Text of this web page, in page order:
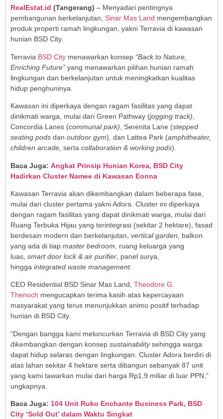
RealEstat.id (Tangerang) – Menyadari pentingnya
pembangunan berkelanjutan, Sinar Mas Land mengembangkan
produk properti ramah lingkungan, yakni Terravia di kawasan
hunian BSD City.
Terravia BSD City menawarkan konsep “Back to Nature,
Enriching Future” yang menawarkan pilihan hunian ramah
lingkungan dan berkelanjutan untuk meningkatkan kualitas
hidup penghuninya.
Kawasan ini diperkaya dengan ragam fasilitas yang dapat
dinikmati warga, mulai dari Green Pathway (jogging track),
Concordia Lanes (communal park), Serenita Lane (stepped
seating pods dan outdoor gym), dan Lattea Park (amphitheater,
children arcade, serta collaboration & working pods).
Baca Juga: Angkat Prinsip Hunian Korea, BSD City
Hadirkan Cluster Namee di Kawasan Eonna
Kawasan Terravia akan dikembangkan dalam beberapa fase,
mulai dari cluster pertama yakni Adora. Cluster ini diperkaya
dengan ragam fasilitas yang dapat dinikmati warga, mulai dari
Ruang Terbuka Hijau yang terintegrasi (sekitar 2 hektare), fasad
berdesain modern dan berkelanjutan, vertical garden , balkon
yang ada di tiap master bedroom , ruang keluarga yang
luas, smart door lock & air purifier , panel surya,
hingga integrated waste management.
CEO Residential BSD Sinar Mas Land, Theodore G.
Thenoch mengucapkan terima kasih atas kepercayaan
masyarakat yang terus menunjukkan animo positif terhadap
hunian di BSD City.
“Dengan bangga kami meluncurkan Terravia di BSD City yang
dikembangkan dengan konsep sustainabilitysehingga warga
dapat hidup selaras dengan lingkungan. Cluster Adora berdiri di
atas lahan sekitar 4 hektare serta dibangun sebanyak 87 unit
yang kami tawarkan mulai dari harga Rp1,9 miliar di luar PPN,”
ungkapnya.
Baca Juga: 104 Unit Ruko Enchante Business Park, BSD
City ‘Sold Out’ dalam Waktu Singkat